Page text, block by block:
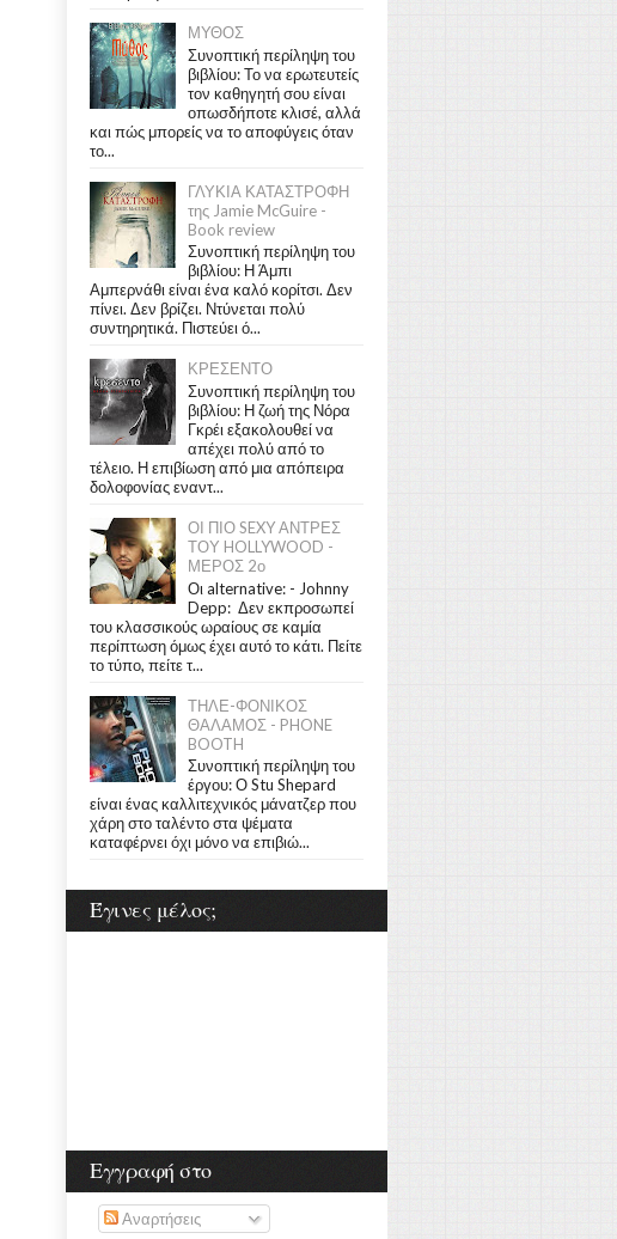
ΜΥΘΟΣ
Συνοπτική περίληψη του
βιβλίου: Το να ερωτευτείς
τον καθηγητή σου είναι
οπωσδήποτε κλισέ, αλλά
και πώς μπορείς να το αποφύγεις όταν
το...
ΓΛΥΚΙΑ ΚΑΤΑΣΤΡΟΦΗ
της Jamie McGuire -
Book review
Συνοπτική περίληψη του
βιβλίου: Η Άμπι
Αμπερνάθι είναι ένα καλό κορίτσι. Δεν
πίνει. Δεν βρίζει. Ντύνεται πολύ
συντηρητικά. Πιστεύει ό...
ΚΡΕΣΕΝΤΟ
Συνοπτική περίληψη του
βιβλίου: Η ζωή της Νόρα
Γκρέι εξακολουθεί να
απέχει πολύ από το
τέλειο. Η επιβίωση από μια απόπειρα
δολοφονίας εναντ...
ΟΙ ΠΙΟ SEXY ΑΝΤΡΕΣ
ΤΟΥ HOLLYWOOD -
ΜΕΡΟΣ 2ο
Οι alternative: - Johnny
Depp: Δεν εκπροσωπεί
του κλασσικούς ωραίους σε καμία
περίπτωση όμως έχει αυτό το κάτι. Πείτε
το τύπο, πείτε τ...
ΤΗΛΕ-ΦΟΝΙΚΟΣ
ΘΑΛΑΜΟΣ - PHONE
BOOTH
Συνοπτική περίληψη του
έργου: Ο Stu Shepard
είναι ένας καλλιτεχνικός μάνατζερ που
χάρη στο ταλέντο στα ψέματα
καταφέρνει όχι μόνο να επιβιώ...
Έγινες μέλος;
Εγγραφή στο
Αναρτήσεις